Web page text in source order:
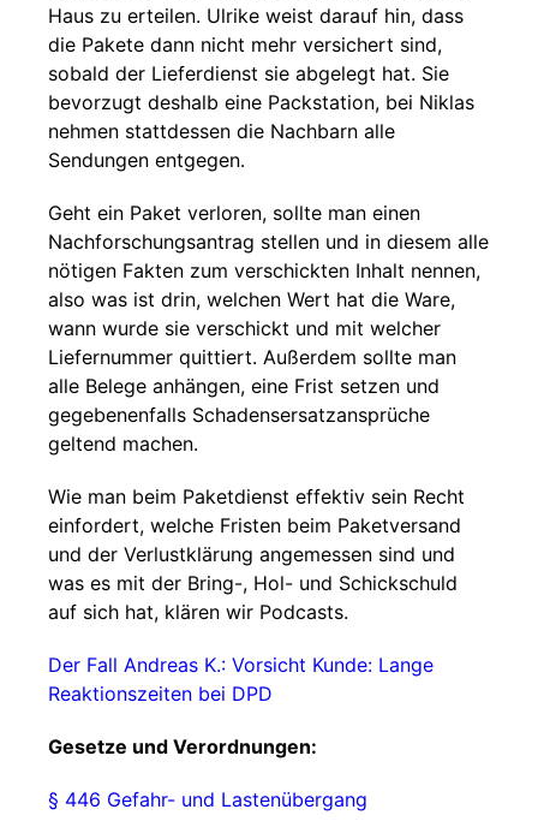
Haus zu erteilen. Ulrike weist darauf hin, dass
die Pakete dann nicht mehr versichert sind,
sobald der Lieferdienst sie abgelegt hat. Sie
bevorzugt deshalb eine Packstation, bei Niklas
nehmen stattdessen die Nachbarn alle
Sendungen entgegen.
Geht ein Paket verloren, sollte man einen
Nachforschungsantrag stellen und in diesem alle
nötigen Fakten zum verschickten Inhalt nennen,
also was ist drin, welchen Wert hat die Ware,
wann wurde sie verschickt und mit welcher
Liefernummer quittiert. Außerdem sollte man
alle Belege anhängen, eine Frist setzen und
gegebenenfalls Schadensersatzansprüche
geltend machen.
Wie man beim Paketdienst effektiv sein Recht
einfordert, welche Fristen beim Paketversand
und der Verlustklärung angemessen sind und
was es mit der Bring-, Hol- und Schickschuld
auf sich hat, klären wir Podcasts.
Der Fall Andreas K.: Vorsicht Kunde: Lange
Reaktionszeiten bei DPD
Gesetze und Verordnungen:
§ 446 Gefahr- und Lastenübergang